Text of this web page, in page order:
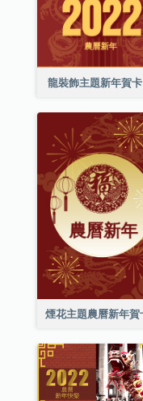
龍裝飾主題新年賀卡